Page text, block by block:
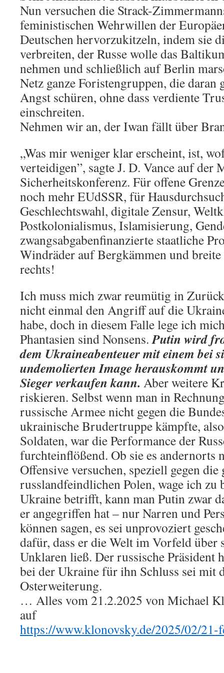
Nun versuchen die Strack-
feministischen Wehrwillen der
Deutschen hervorzukitzeln, indem sie
verbreiten, der Russe wolle das
nehmen und schließlich auf Berlin
Netz ganze Foristengruppen, die daran
Angst schüren, ohne dass verdiente
einschreiten.
Nehmen wir an, der Iwan fällt über
„Was mir weniger klar erscheint, ist,
verteidigen”, sagte J. D. Vance auf der
Sicherheitskonferenz. Für offene
noch mehr EUdSSR, für
Geschlechtswahl, digitale Zensur,
Postkolonialismus, Islamisierung,
zwangsabgabenfinanzierte staatliche
Windräder auf Bergkämmen und breite
rechts!
Ich muss mich zwar reumütig in
nicht einmal den Angriff auf die
habe, doch in diesem Falle lege ich
Phantasien sind Nonsens.Putin wird
dem Ukraineabenteuer mit einem bei
undemolierten Image herauskommt
Sieger verkaufen kann. Aber weitere
riskieren. Selbst wenn man in
russische Armee nicht gegen die
ukrainische Brudertruppe kämpfte,
Soldaten, war die Performance der
furchteinflößend. Ob sie es andernorts
Offensive versuchen, speziell gegen die
russlandfeindlichen Polen, wage ich zu
Ukraine betrifft, kann man Putin zwar
er angegriffen hat – nur Narren und
können sagen, es sei unprovoziert
dafür, dass er die Welt im Vorfeld
Unklaren ließ. Der russische Präsident
bei der Ukraine für ihn Schluss sei mit
Osterweiterung.
… Alles vom 21.2.2025 von Michael
auf
https://www.klonovsky.de/2025/02/21-